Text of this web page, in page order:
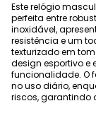
Este relógio
perfeita entre
inoxidável,
resistência e um
texturizado em
design esportivo e
funcionalidade. O
no uso diário,
riscos, garantindo